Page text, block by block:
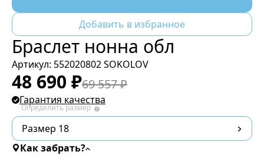
Браслет нонна обл
Артикул: 552020802 SOKOLOV
48 690 ₽69 557₽
Гарантия качества
Размер 18
Определить размер
Добавить в избранное
Как забрать?